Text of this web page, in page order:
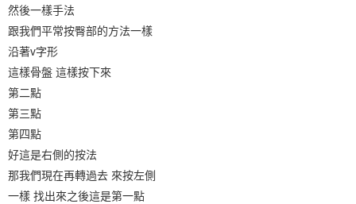
然後一樣手法
跟我們平常按臀部的方法一樣
沿著v字形
這樣骨盤 這樣按下來
第二點
第三點
第四點
好這是右側的按法
那我們現在再轉過去 來按左側
一樣 找出來之後這是第一點